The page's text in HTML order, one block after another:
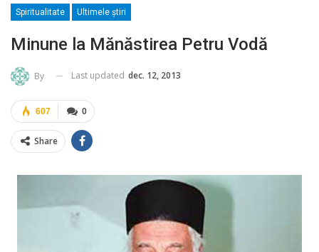
Spiritualitate Ultimele ştiri
Minune la Mănăstirea Petru Vodă
By Last updated dec. 12, 2013
0
607
Share